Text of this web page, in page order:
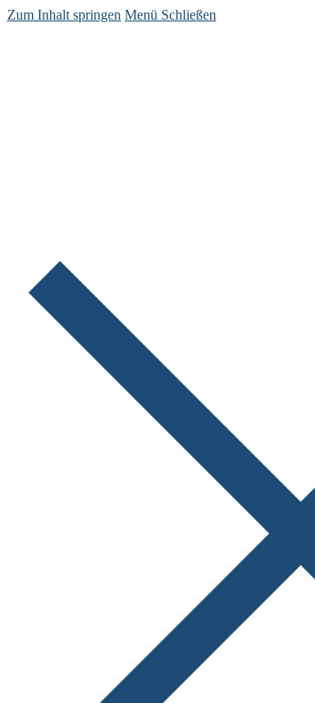
Zum Inhalt springen Menü Schließen